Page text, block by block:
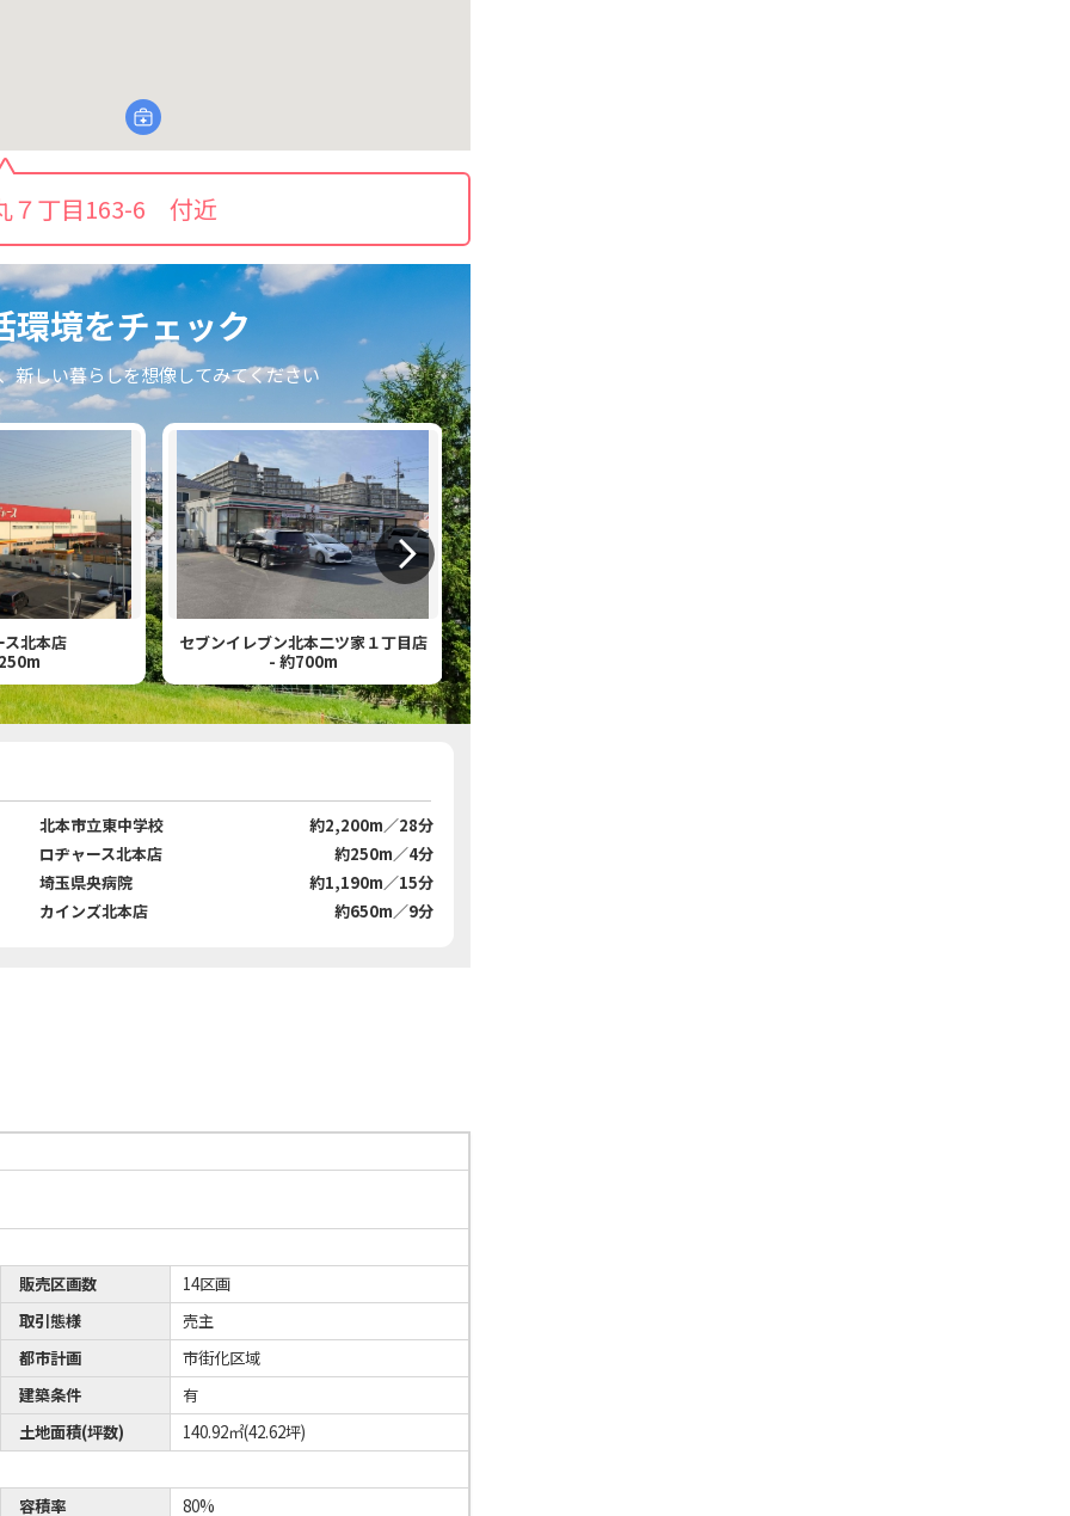
７丁目163-6 付近
環境をチェック
新しい暮らしを想像してみてください
セブンイレブン北本二ツ家１丁目店
- 約700m
北本市立東中学校
約2,200m／28分
ロヂャース北本店
約250m／4分
埼玉県央病院
約1,190m／15分
カインズ北本店
約650m／9分
販売区画数
14区画
取引態様
売主
都市計画
市街化区域
建築条件
有
土地面積(坪数)
140.92㎡(42.62坪)
容積率 80%